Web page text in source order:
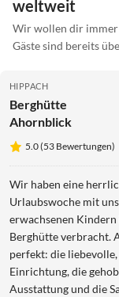
weltweit
Wir wollen dir immer
Gäste sind bereits
HIPPACH
Berghütte
Ahornblick
5.0 (53 Bewertungen)
Wir haben eine
Urlaubswoche mit
erwachsenen
Berghütte verbracht.
perfekt: die
Einrichtung, die
Ausstattung und die